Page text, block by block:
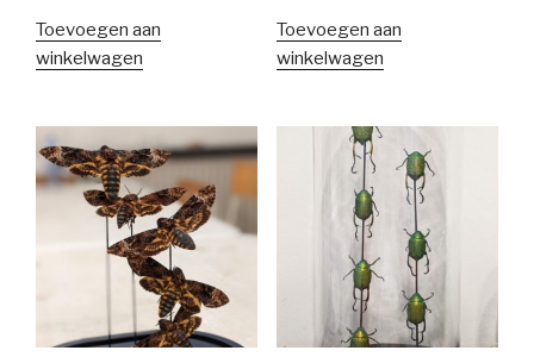
Toevoegen aan
winkelwagen
Toevoegen aan
winkelwagen